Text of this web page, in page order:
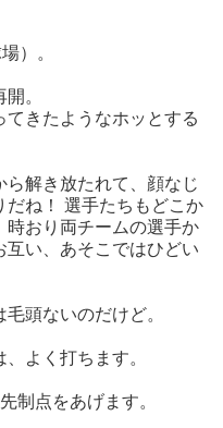
）。
。
きたようなホッとする
解き放たれて、顔なじ
ね！ 選手たちもどこか
時おり両チームの選手か
互い、あそこではひどい
頭ないのだけど。
よく打ちます。
制点をあげます。